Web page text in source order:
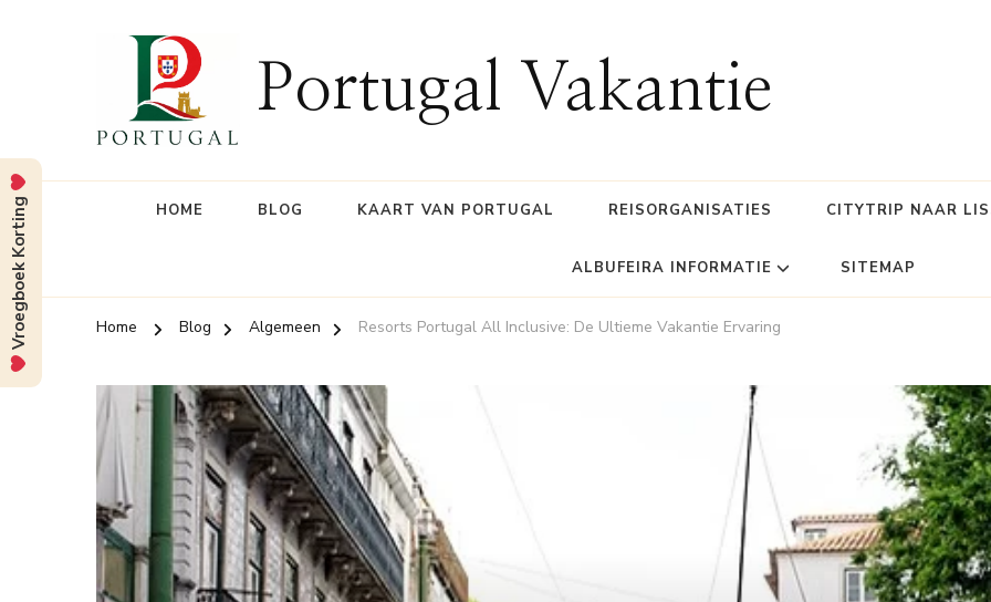
Portugal Vakantie
HOME BLOG KAART VAN PORTUGAL REISORGANISATIES CITYTRIP NAAR
ALBUFEIRA INFORMATIE SITEMAP
Home Blog Algemeen Resorts Portugal All Inclusive: De Ultieme Vakantie Ervaring
Vroegboek Korting